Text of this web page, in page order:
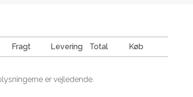
Fragt Levering Total Køb
er vejledende.